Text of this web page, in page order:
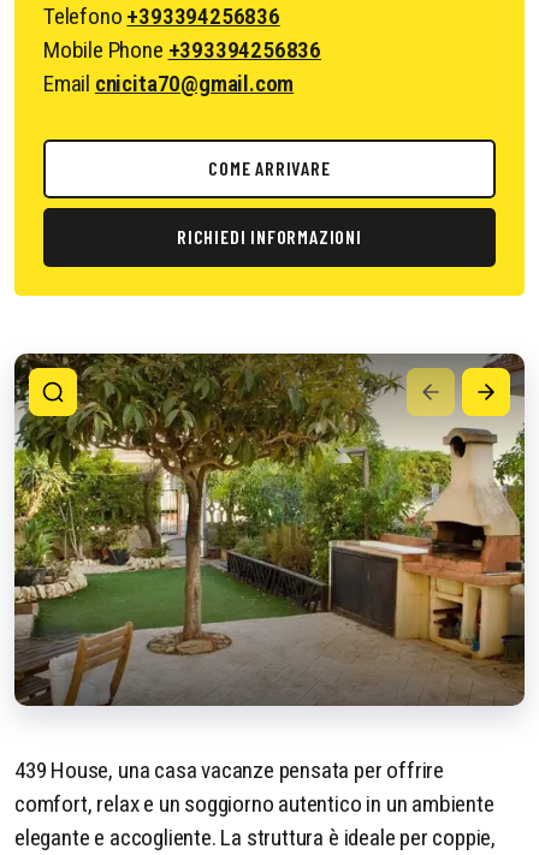
Telefono +393394256836
Mobile Phone +393394256836
Email cnicita70@gmail.com
COME ARRIVARE
RICHIEDI INFORMAZIONI
439 House, una casa vacanze pensata per offrire
comfort, relax e un soggiorno autentico in un ambiente
elegante e accogliente. La struttura è ideale per coppie,